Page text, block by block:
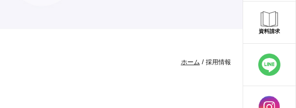
資料請求
ホーム / 採用情報